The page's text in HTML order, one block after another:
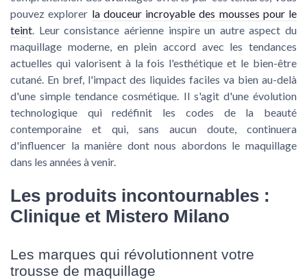
pouvez explorer la douceur incroyable des mousses pour le
teint. Leur consistance aérienne inspire un autre aspect du
maquillage moderne, en plein accord avec les tendances
actuelles qui valorisent à la fois l'esthétique et le bien-être
cutané. En bref, l'impact des liquides faciles va bien au-delà
d'une simple tendance cosmétique. Il s'agit d'une évolution
technologique qui redéfinit les codes de la beauté
contemporaine et qui, sans aucun doute, continuera
d'influencer la manière dont nous abordons le maquillage
dans les années à venir.
Les produits incontournables :
Clinique et Mistero Milano
Les marques qui révolutionnent votre
trousse de maquillage